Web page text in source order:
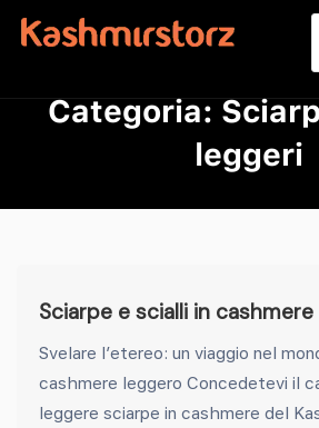
Categoria:
leggeri
Sciarpe e scialli in
Svelare l’etereo: un viaggio nel
cashmere leggero Concedetevi il
leggere sciarpe in cashmere del